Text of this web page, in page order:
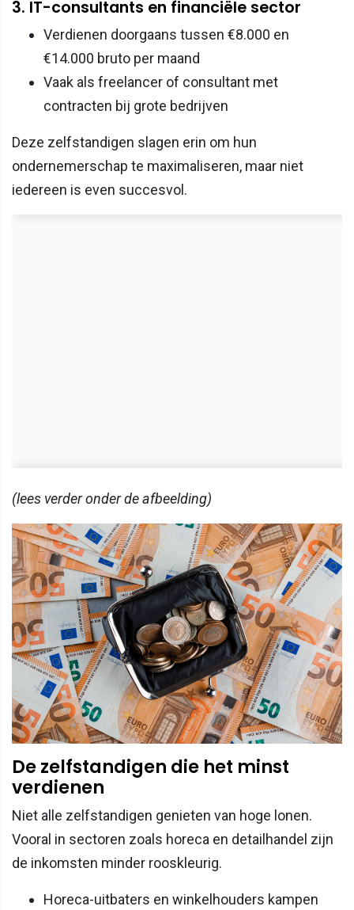
3. IT-consultants en financiële sector
Verdienen doorgaans tussen €8.000 en
€14.000 bruto per maand
Vaak als freelancer of consultant met
contracten bij grote bedrijven
Deze zelfstandigen slagen erin om hun
ondernemerschap te maximaliseren, maar niet
iedereen is even succesvol.
(lees verder onder de afbeelding)
De zelfstandigen die het minst
verdienen
Niet alle zelfstandigen genieten van hoge lonen.
Vooral in sectoren zoals horeca en detailhandel zijn
de inkomsten minder rooskleurig.
Horeca-uitbaters en winkelhouders kampen